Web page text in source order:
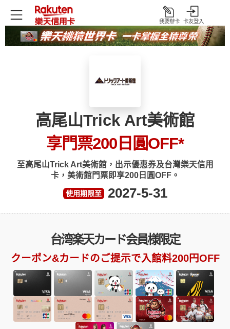
打
我要辦卡 卡友登入
高尾山Trick Art美術館
享門票200日圓OFF*
至高尾山Trick Art美術館，出示優惠券及台灣樂天信用
卡，美術館門票即享200日圓OFF。
使用期限至 2027-5-31
台湾楽天カード会員様限定
クーポン&カードのご提示で入館料200円OFF